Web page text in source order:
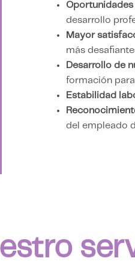
desarrollo
Mayor
más
Desarrollo de
formación
Estabilidad
del empleado